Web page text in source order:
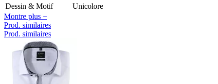
Dessin & Motif
Unicolore
Montre plus +
Prod. similaires
Prod. similaires